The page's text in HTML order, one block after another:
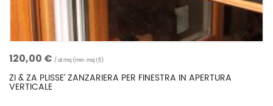
ZI & ZA PLISSE’ ZANZARIERA PER FINESTRA IN APERTURA
VERTICALE
120,00 € al mq (min. mq 1,5)Confronta